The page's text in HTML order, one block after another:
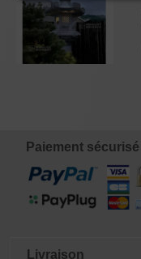
Paiement sécurisé
Livraison